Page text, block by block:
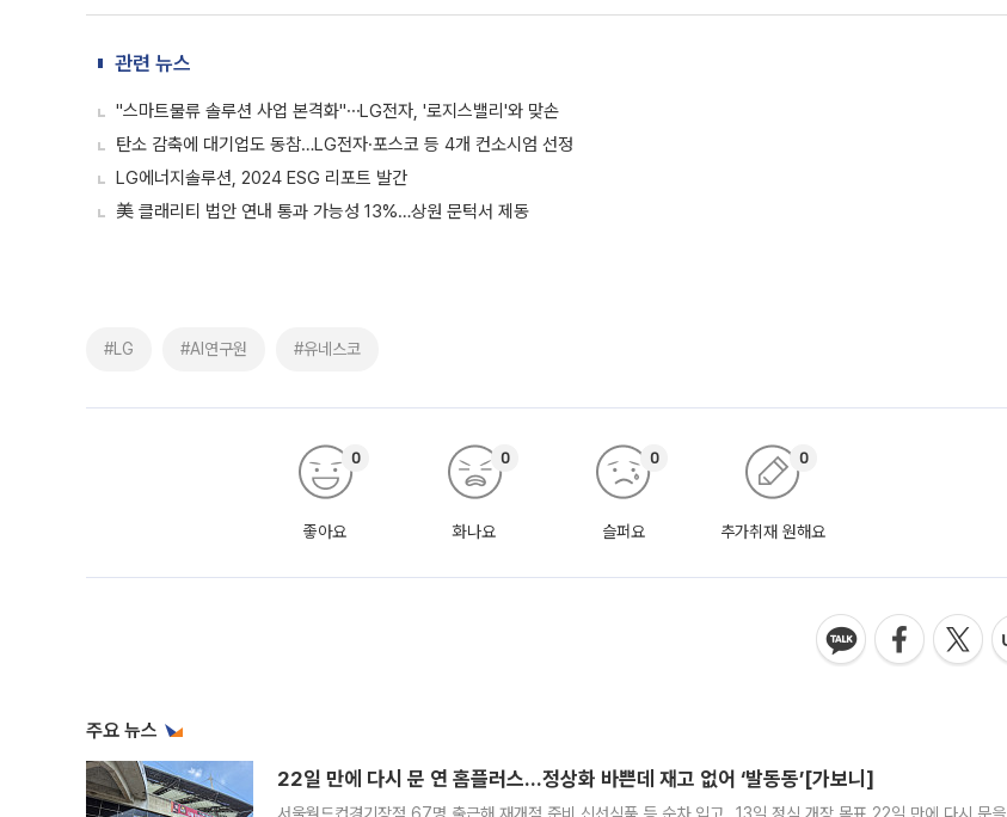
관련 뉴스
"스마트물류 솔루션 사업 본격화"⋯LG전자, '로지스밸리'와 맞손
탄소 감축에 대기업도 동참…LG전자·포스코 등 4개 컨소시엄 선정
LG에너지솔루션, 2024 ESG 리포트 발간
美 클래리티 법안 연내 통과 가능성 13%…상원 문턱서 제동
#LG #AI연구원 #유네스코
좋아요
0
화나요
0
슬퍼요
0
추가취재 원해요
0
주요 뉴스
22일 만에 다시 문 연 홈플러스…정상화 바쁜데 재고 없어 ‘발동동’[가보니]